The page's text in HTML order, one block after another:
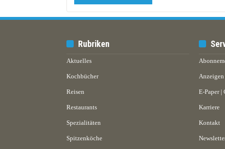
Rubriken
Aktuelles
Kochbücher
Reisen
Restaurants
Spezialitäten
Spitzenköche
E-Paper |
Karriere
Kontakt